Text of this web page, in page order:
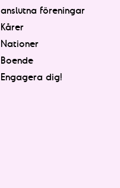
anslutna föreningar
Kårer
Nationer
Boende
Engagera dig!